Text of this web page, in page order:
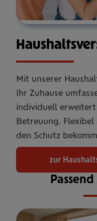
Mit unserer
Ihr Zuhause
individuell
Betreuung. Flexibel
den Schutz
zur